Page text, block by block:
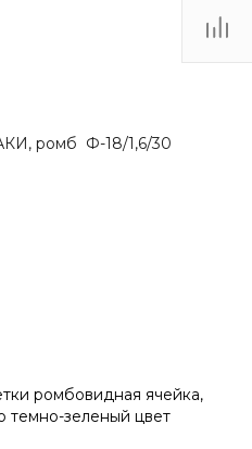
ромб Ф-18/1,6/30
ромбовидная ячейка,
темно-зеленый цвет